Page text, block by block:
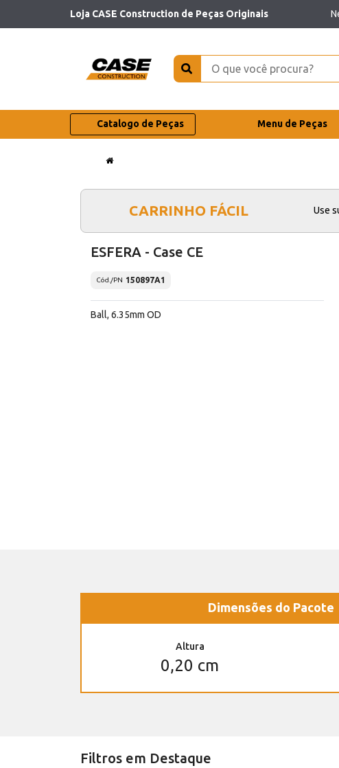
Loja CASE Construction de Peças Originais
Catalogo de Peças Menu de Peças
CARRINHO FÁCIL Use
ESFERA - Case CE
Cód./PN 150897A1
Ball, 6.35mm OD
Dimensões do Pacote
Altura
0,20 cm
Filtros em Destaque